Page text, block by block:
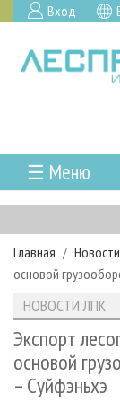
Вход
☰ Меню
ГЛАВНАЯ
РУБРИКИ И
РУБРИКИ
НОВОСТИ
НОВОСТИ
НОВОСТИ
НОВОСТИ
ПРОЕКТЫ ЛПИ
АНАЛИТИКА
ЛЕСНЫЕ
АРХИВ
СТАТЬИ
О ЖУРНАЛЕ
ПОДПИСКА
Главная
основой
НОВОСТИ ЛПК
Экспорт
основой
– Суйфэньхэ